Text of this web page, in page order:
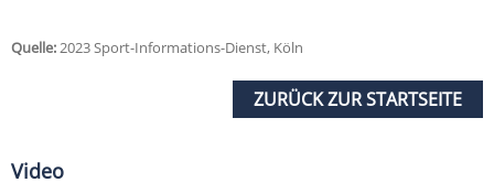
Quelle:2023 Sport-Informations-Dienst, Köln
ZURÜCK ZUR STARTSEITE
Video